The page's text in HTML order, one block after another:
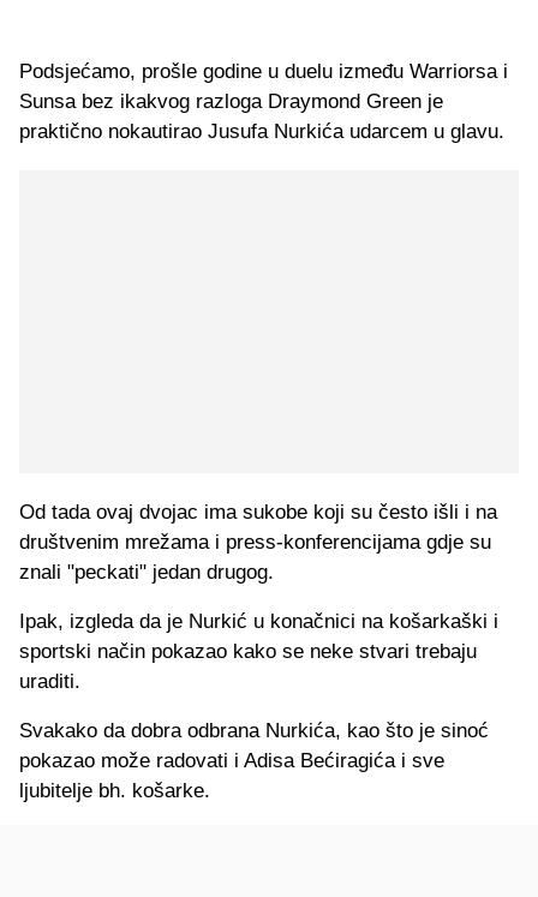
Podsjećamo, prošle godine u duelu između Warriorsa i
Sunsa bez ikakvog razloga Draymond Green je
praktično nokautirao Jusufa Nurkića udarcem u glavu.
Od tada ovaj dvojac ima sukobe koji su često išli i na
društvenim mrežama i press-konferencijama gdje su
znali "peckati" jedan drugog.
Ipak, izgleda da je Nurkić u konačnici na košarkaški i
sportski način pokazao kako se neke stvari trebaju
uraditi.
Svakako da dobra odbrana Nurkića, kao što je sinoć
pokazao može radovati i Adisa Bećiragića i sve
ljubitelje bh. košarke.